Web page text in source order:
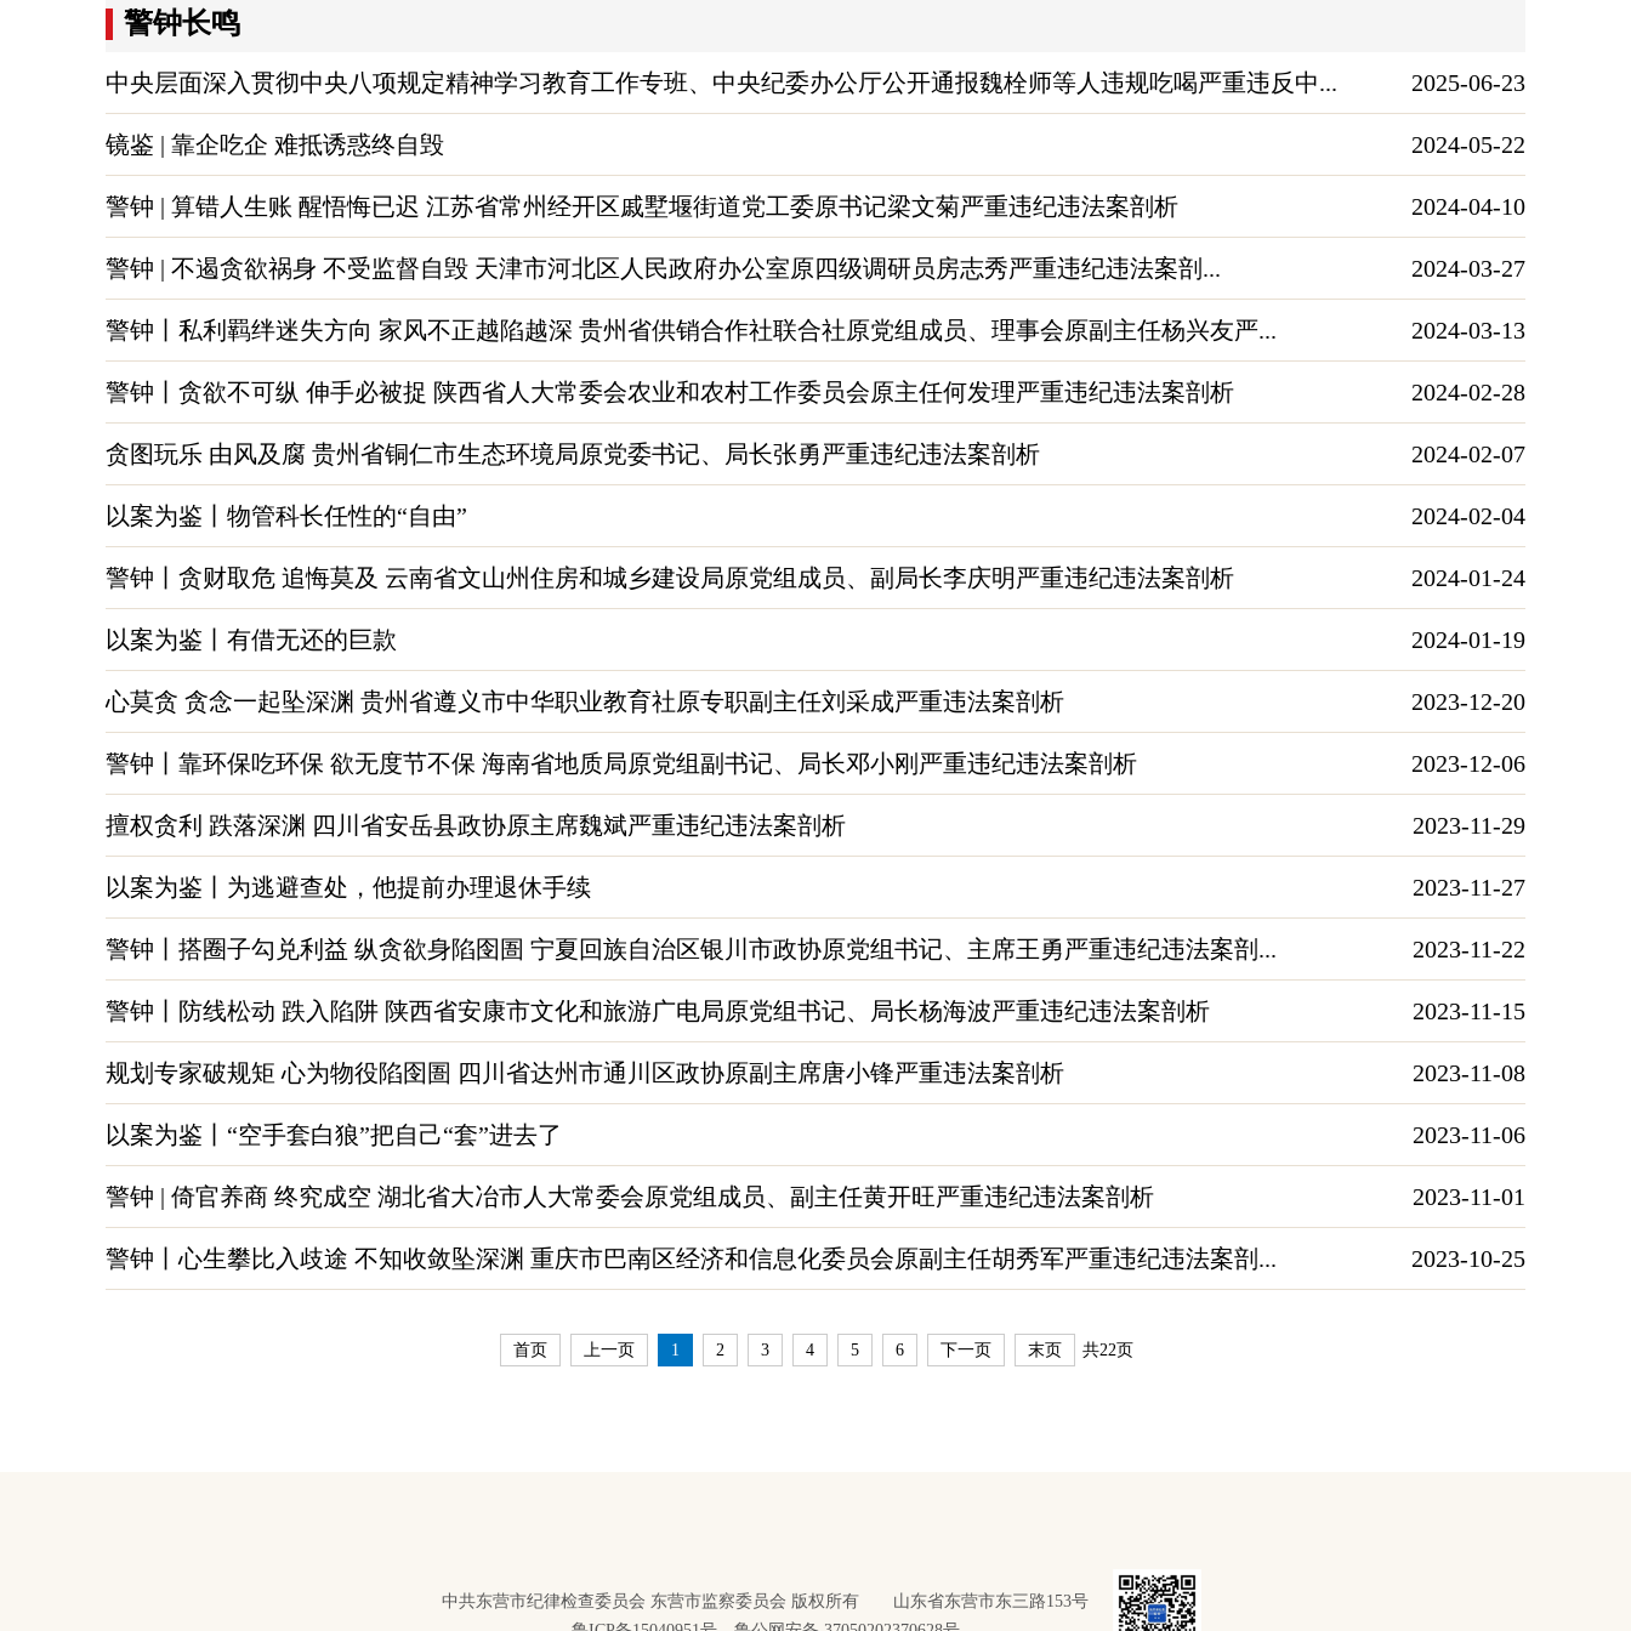
警钟长鸣
中央层面深入贯彻中央八项规定精神学习教育工作专班、中央纪委办公厅公开通报魏栓师等人违规吃喝严重违反中... 2025-06-23
镜鉴 | 靠企吃企 难抵诱惑终自毁 2024-05-22
警钟 | 算错人生账 醒悟悔已迟 江苏省常州经开区戚墅堰街道党工委原书记梁文菊严重违纪违法案剖析 2024-04-10
警钟 | 不遏贪欲祸身 不受监督自毁 天津市河北区人民政府办公室原四级调研员房志秀严重违纪违法案剖... 2024-03-27
警钟丨私利羁绊迷失方向 家风不正越陷越深 贵州省供销合作社联合社原党组成员、理事会原副主任杨兴友严... 2024-03-13
警钟丨贪欲不可纵 伸手必被捉 陕西省人大常委会农业和农村工作委员会原主任何发理严重违纪违法案剖析 2024-02-28
贪图玩乐 由风及腐 贵州省铜仁市生态环境局原党委书记、局长张勇严重违纪违法案剖析 2024-02-07
以案为鉴丨物管科长任性的“自由” 2024-02-04
警钟丨贪财取危 追悔莫及 云南省文山州住房和城乡建设局原党组成员、副局长李庆明严重违纪违法案剖析 2024-01-24
以案为鉴丨有借无还的巨款 2024-01-19
心莫贪 贪念一起坠深渊 贵州省遵义市中华职业教育社原专职副主任刘采成严重违法案剖析 2023-12-20
警钟丨靠环保吃环保 欲无度节不保 海南省地质局原党组副书记、局长邓小刚严重违纪违法案剖析 2023-12-06
擅权贪利 跌落深渊 四川省安岳县政协原主席魏斌严重违纪违法案剖析 2023-11-29
以案为鉴丨为逃避查处，他提前办理退休手续 2023-11-27
警钟丨搭圈子勾兑利益 纵贪欲身陷囹圄 宁夏回族自治区银川市政协原党组书记、主席王勇严重违纪违法案剖... 2023-11-22
警钟丨防线松动 跌入陷阱 陕西省安康市文化和旅游广电局原党组书记、局长杨海波严重违纪违法案剖析 2023-11-15
规划专家破规矩 心为物役陷囹圄 四川省达州市通川区政协原副主席唐小锋严重违法案剖析 2023-11-08
以案为鉴丨“空手套白狼”把自己“套”进去了 2023-11-06
警钟 | 倚官养商 终究成空 湖北省大冶市人大常委会原党组成员、副主任黄开旺严重违纪违法案剖析 2023-11-01
警钟丨心生攀比入歧途 不知收敛坠深渊 重庆市巴南区经济和信息化委员会原副主任胡秀军严重违纪违法案剖... 2023-10-25
首页 上一页 1 2 3 4 5 6 下一页 末页 共22页
中共东营市纪律检查委员会 东营市监察委员会 版权所有 山东省东营市东三路153号